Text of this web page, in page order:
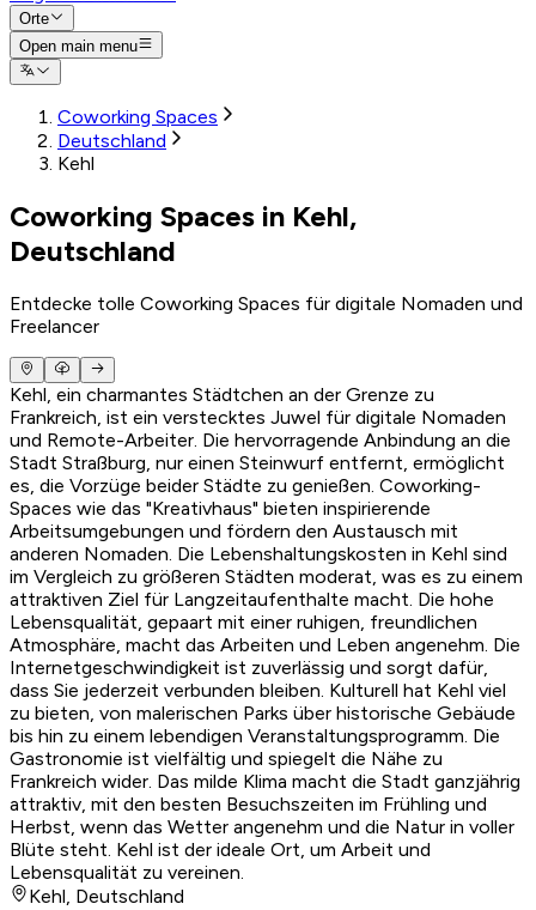
Orte
Open main menu
Coworking Spaces
Deutschland
Kehl
Coworking Spaces in Kehl,
Deutschland
Entdecke tolle Coworking Spaces für digitale Nomaden und
Freelancer
Kehl, ein charmantes Städtchen an der Grenze zu
Frankreich, ist ein verstecktes Juwel für digitale Nomaden
und Remote-Arbeiter. Die hervorragende Anbindung an die
Stadt Straßburg, nur einen Steinwurf entfernt, ermöglicht
es, die Vorzüge beider Städte zu genießen. Coworking-
Spaces wie das "Kreativhaus" bieten inspirierende
Arbeitsumgebungen und fördern den Austausch mit
anderen Nomaden. Die Lebenshaltungskosten in Kehl sind
im Vergleich zu größeren Städten moderat, was es zu einem
attraktiven Ziel für Langzeitaufenthalte macht. Die hohe
Lebensqualität, gepaart mit einer ruhigen, freundlichen
Atmosphäre, macht das Arbeiten und Leben angenehm. Die
Internetgeschwindigkeit ist zuverlässig und sorgt dafür,
dass Sie jederzeit verbunden bleiben. Kulturell hat Kehl viel
zu bieten, von malerischen Parks über historische Gebäude
bis hin zu einem lebendigen Veranstaltungsprogramm. Die
Gastronomie ist vielfältig und spiegelt die Nähe zu
Frankreich wider. Das milde Klima macht die Stadt ganzjährig
attraktiv, mit den besten Besuchszeiten im Frühling und
Herbst, wenn das Wetter angenehm und die Natur in voller
Blüte steht. Kehl ist der ideale Ort, um Arbeit und
Lebensqualität zu vereinen.
Kehl, Deutschland